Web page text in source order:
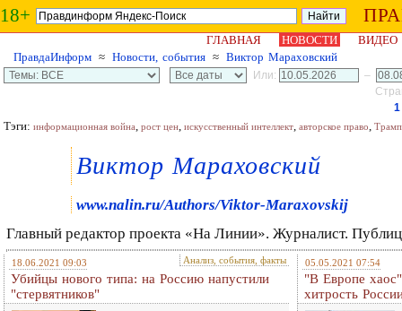
18+
ГЛАВНАЯ НОВОСТИ
ВИДЕО
ПравдаИнформ ≈ Новости, события ≈ Виктор Мараховский
Или:
–
1
Тэги: информационная война, рост цен, искусственный интеллект, авторское право, Трамп
Виктор Мараховский
www.nalin.ru/Authors/Viktor-Maraxovskij
Главный редактор проекта «На Линии». Журналист.
18.06.2021 09:03 Анализ, события, факты
Убийцы нового типа: на Россию напустили
"стервятников"
05.05.2021 07:54
"В Европе
хитрость